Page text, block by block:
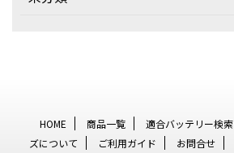
HOME 商品一覧 適合バッテリー検索
ズについて
ご利用ガイド お問合せ